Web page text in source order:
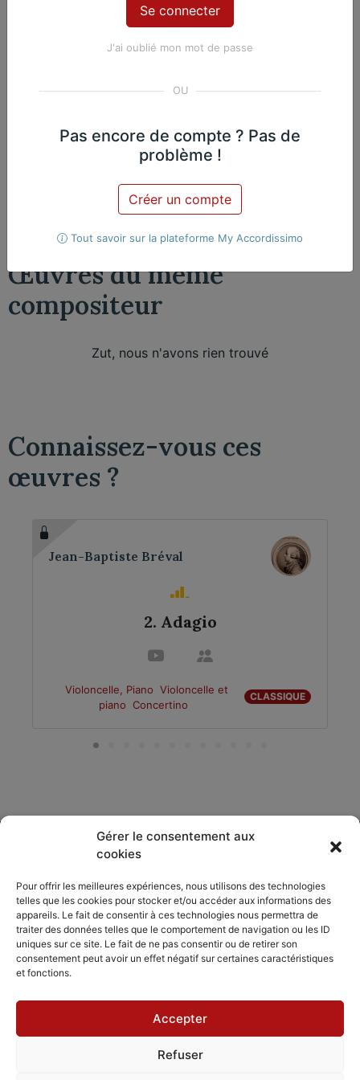
Gérer le consentement aux
cookies
Pour offrir les meilleures expériences, nous utilisons des technologies
telles que les cookies pour stocker et/ou accéder aux informations des
appareils. Le fait de consentir à ces technologies nous permettra de
traiter des données telles que le comportement de navigation ou les ID
uniques sur ce site. Le fait de ne pas consentir ou de retirer son
consentement peut avoir un effet négatif sur certaines caractéristiques
et fonctions.
Accepter
Refuser
Contenu Premium
Accédez à tout le contenu
Je m'abonne
Nicolas Martin, Piano
Œuvres du même
compositeur​
Zut, nous n'avons rien trouvé
Connaissez-vous ces
œuvres ?
Jean-Baptiste Bréval
2. Adagio
Violoncelle, Piano Violoncelle et
piano
Concertino
CLASSIQUE
Les compositeurs
Le répertoire
Inviter
Feedback
Les séjours
musicaux
Accordissimo
L'application
Politique de cookies
J'ai oublié mon mot de passe
Pas encore de compte ? Pas de
problème !
Créer un compte
Tout savoir sur la plateforme My Accordissimo